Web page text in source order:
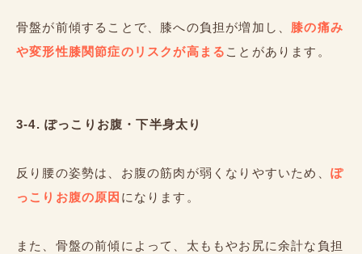
骨盤が前傾することで、膝への負担が増加し、 膝の痛み
や変形性膝関節症のリスクが高まる ことがあります。
3-4. ぽっこりお腹・下半身太り
反り腰の姿勢は、お腹の筋肉が弱くなりやすいため、 ぽ
っこりお腹の原因 になります。
また、骨盤の前傾によって、太ももやお尻に余計な負担